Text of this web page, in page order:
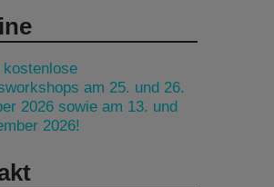
am 25. und 26.
2026 sowie am 13. und
2026!